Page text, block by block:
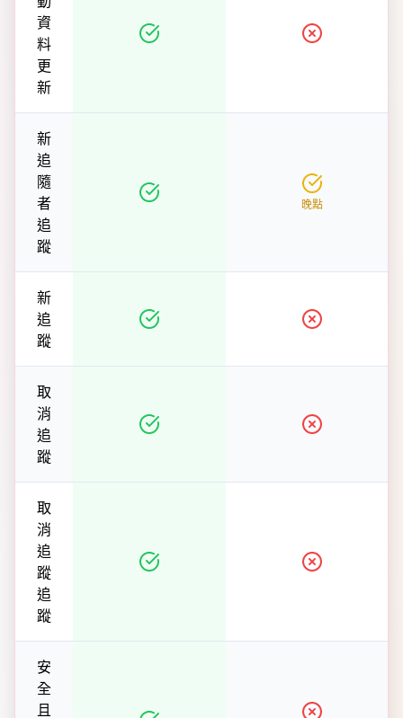
資
料
更
新
新
追
隨
者
追
蹤
晚點
新
追
蹤
取
消
追
蹤
取
消
追
蹤
追
蹤
安
全
且